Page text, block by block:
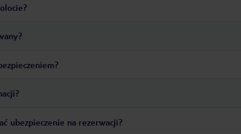
ubezpieczenie na rezerwacji?